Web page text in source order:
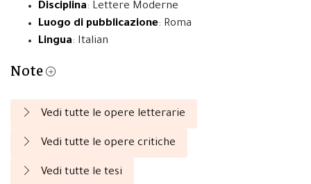
Disciplina: Lettere Moderne
Luogo di pubblicazione: Roma
Lingua: Italian
Note
Vedi tutte le opere letterarie
Vedi tutte le opere critiche
Vedi tutte le tesi